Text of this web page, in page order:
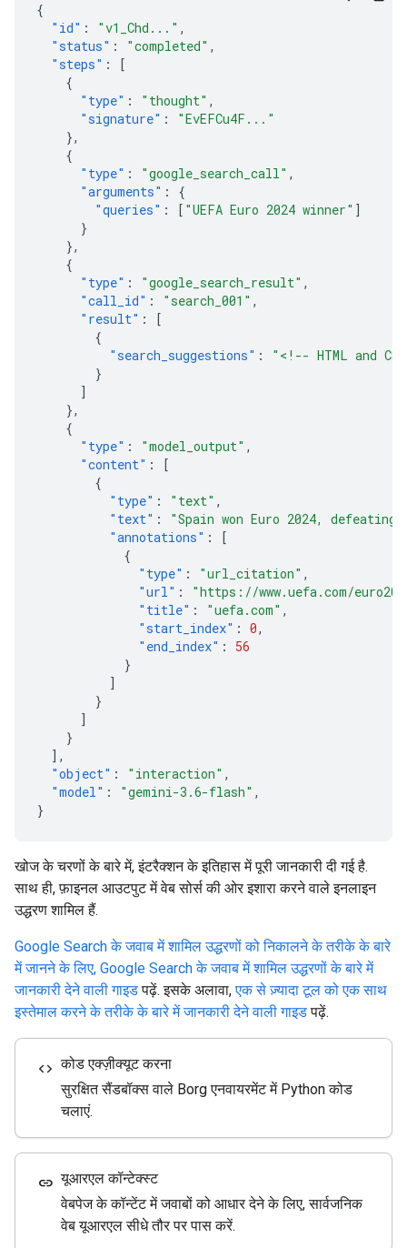
{
"id" : "v1_Chd..." ,
"status" : "completed" ,
"steps" :
[
{
"type" : "thought" ,
"signature" :
"EvEFCu4F..."
},
{
"type" : "google_search_call" ,
"arguments" :
{
"queries" : [ "UEFA Euro 2024 winner" ]
}
},
{
"type" : "google_search_result" ,
"call_id" : "search_001" ,
"result" :
[
{
"search_suggestions" :
"<!-- HTML and
}
]
},
{
"type" : "model_output" ,
"content" :
[
{
"type" : "text" ,
"text" :
"Spain won Euro 2024,
"annotations" :
[
{
"type" : "url_citation" ,
"url" :
"https://www.uefa.com/
"title" : "uefa.com" ,
"start_index" : 0,
"end_index" :
56
}
]
}
]
}
],
"object" : "interaction" ,
"model" : "gemini-3.6-flash" ,
}
खोज के चरणों के बारे में, इंटरैक्शन के इतिहास में पूरी जानकारी दी गई है.
साथ ही, फ़ाइनल आउटपुट में वेब सोर्स की ओर इशारा करने वाले इनलाइन
उद्धरण शामिल हैं.
Google Search के जवाब में शामिल उद्धरणों को निकालने के तरीके के बारे
में जानने के लिए, Google Search के जवाब में शामिल उद्धरणों के बारे में
जानकारी देने वाली गाइडपढ़ें. इसके अलावा,एक से ज़्यादा टूल को एक साथ
इस्तेमाल करने के तरीके के बारे में जानकारी देने वाली गाइडपढ़ें.
code कोड एक्ज़ीक्यूट करना
सुरक्षित सैंडबॉक्स वाले Borg एनवायरमेंट में Python कोड
चलाएं.
link यूआरएल कॉन्टेक्स्ट
वेबपेज के कॉन्टेंट में जवाबों को आधार देने के लिए, सार्वजनिक
वेब यूआरएल सीधे तौर पर पास करें.